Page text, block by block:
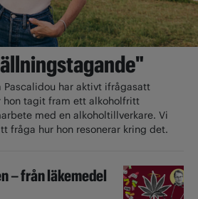
Pascalidou har aktivt ifrågasatt
hon tagit fram ett alkoholfritt
med en alkoholtillverkare. Vi
fråga hur hon resonerar kring det.
– från läkemedel